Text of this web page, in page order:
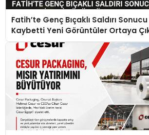
Fatih’te Genç Bıçaklı Saldırı
Kaybetti Yeni Görüntüler Ortaya